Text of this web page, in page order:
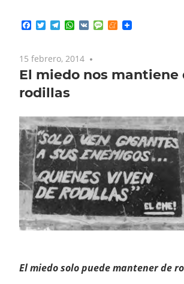
Facebook
TwitterTelegram
WhatsApp
VK MessageMeneame
15 febrero, 2014
El miedo nos mantiene
rodillas
Elmiedosolopuedemantenerde